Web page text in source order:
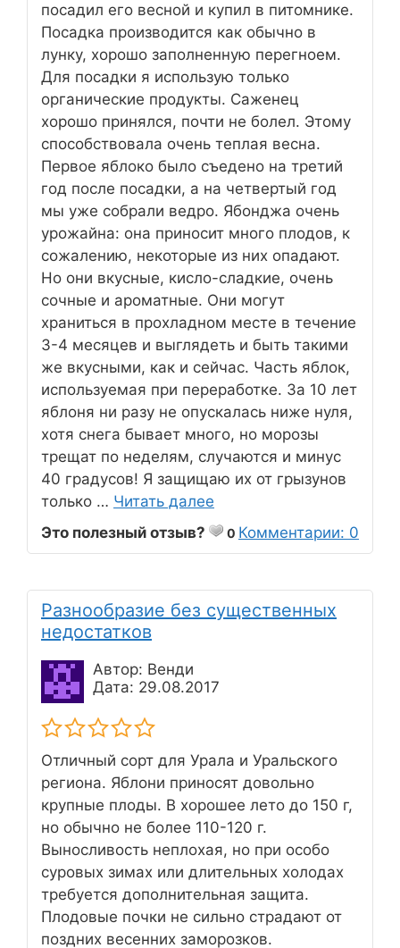
посадил его весной и купил в питомнике.
Посадка производится как обычно в
лунку, хорошо заполненную перегноем.
Для посадки я использую только
органические продукты. Саженец
хорошо принялся, почти не болел. Этому
способствовала очень теплая весна.
Первое яблоко было съедено на третий
год после посадки, а на четвертый год
мы уже собрали ведро. Ябонджа очень
урожайна: она приносит много плодов, к
сожалению, некоторые из них опадают.
Но они вкусные, кисло-сладкие, очень
сочные и ароматные. Они могут
храниться в прохладном месте в течение
3-4 месяцев и выглядеть и быть такими
же вкусными, как и сейчас. Часть яблок,
используемая при переработке. За 10 лет
яблоня ни разу не опускалась ниже нуля,
хотя снега бывает много, но морозы
трещат по неделям, случаются и минус
40 градусов! Я защищаю их от грызунов
только … Читать далее
Это полезный отзыв?
0 Комментарии: 0
Разнообразие без существенных
недостатков
Автор: Венди
Дата: 29.08.2017
Отличный сорт для Урала и Уральского
региона. Яблони приносят довольно
крупные плоды. В хорошее лето до 150 г,
но обычно не более 110-120 г.
Выносливость неплохая, но при особо
суровых зимах или длительных холодах
требуется дополнительная защита.
Плодовые почки не сильно страдают от
поздних весенних заморозков.